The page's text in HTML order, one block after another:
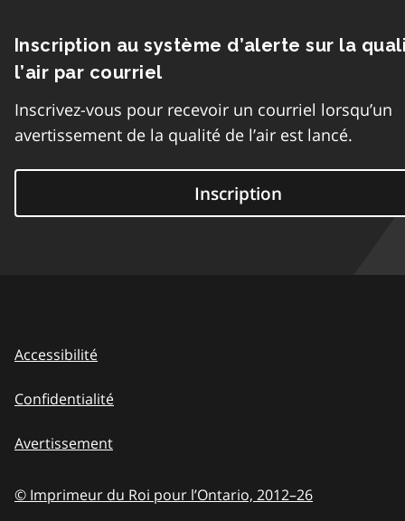
Inscription au système d’alerte sur la
l’air par courriel
Inscrivez-vous pour recevoir un courriel lorsqu’un
avertissement de la qualité de l’air est lancé.
Inscription
Accessibilité
Confidentialité
Avertissement
© Imprimeur du Roi pour l’Ontario, 2012–26